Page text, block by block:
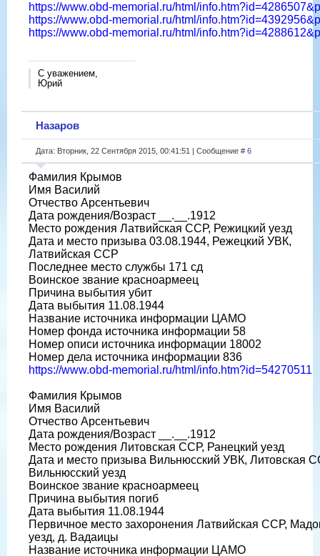
https://www.obd-memorial.ru/html/
https://www.obd-memorial.ru/html/
https://www.obd-memorial.ru/html/
С уважением,
Юрий
Назаров
Дата: Вторник, 22 Сентября 2015, 00:41:51 | Сообщение # 6
Фамилия Крымов
Имя Василий
Отчество Арсентьевич
Дата рождения/Возраст __.__.1912
Место рождения Латвийская ССР, Режицкий уезд
Дата и место призыва 03.08.1944, Режецкий УВК,
Латвийская ССР
Последнее место службы 171 сд
Воинское звание красноармеец
Причина выбытия убит
Дата выбытия 11.08.1944
Название источника информации ЦАМО
Номер фонда источника информации 58
Номер описи источника информации 18002
Номер дела источника информации 836
https://www.obd-memorial.ru/html/info.htm?id=54270511
Фамилия Крымов
Имя Василий
Отчество Арсентьевич
Дата рождения/Возраст __.__.1912
Место рождения Литовская ССР, Ранецкий уезд
Дата и место призыва Вильнюсский УВК, Литовская
Вильнюсский уезд
Воинское звание красноармеец
Причина выбытия погиб
Дата выбытия 11.08.1944
Первичное место захоронения Латвийская ССР,
уезд, д. Вадаицы
Название источника информации ЦАМО